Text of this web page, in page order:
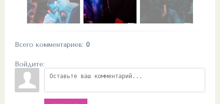
Всего комментариев: 0
Войдите: